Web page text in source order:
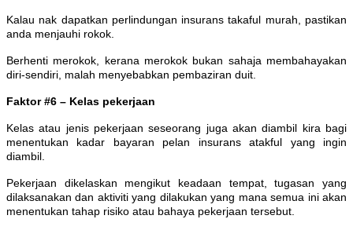
Kalau nak dapatkan perlindungan insurans takaful murah, pastikan
anda menjauhi rokok.
Berhenti merokok, kerana merokok bukan sahaja membahayakan
diri-sendiri, malah menyebabkan pembaziran duit.
Faktor #6 – Kelas pekerjaan
Kelas atau jenis pekerjaan seseorang juga akan diambil kira bagi
menentukan kadar bayaran pelan insurans atakful yang ingin
diambil.
Pekerjaan dikelaskan mengikut keadaan tempat, tugasan yang
dilaksanakan dan aktiviti yang dilakukan yang mana semua ini akan
menentukan tahap risiko atau bahaya pekerjaan tersebut.